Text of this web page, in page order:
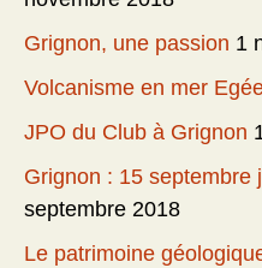
Grignon, une passion 1
Volcanisme en mer
JPO du Club à Grignon
Grignon : 15 septembre
septembre 2018
Le patrimoine